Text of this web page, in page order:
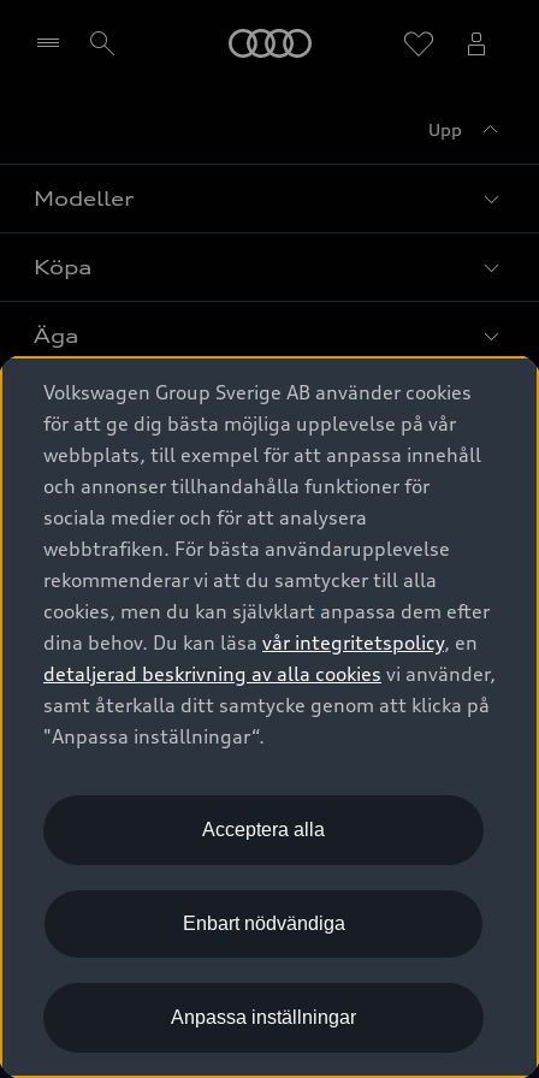
Upp
Modeller
Alla modeller
Elbilar
A6 modellerna
SUV
Avant
Audi Sport
Köpa
Privaterbjudanden
Privatleasing
Nya bilar i lager
Begagnade bilar i lager
Audi approved :plus - så gott som nya
Finansiering
Audi exclusive
Provkörning
Äga
Service & tillbehör
Audi digital services
Originaltillbehör - köp online
Garantier
Försäkring
Digitala manualer för din Audi
Audi Collection – livsstilsartiklar
Vanliga frågor
2G/3G nätet stängs ned - Hur påverkas min bil av detta?
Tjänstebil
Tjänstebil
Business lease online
Företagsleasing
Om Audi Sverige
Kontakta oss
Audi Återförsäljare/-serviceverkstad
myAudi
Pressmeddelanden
Nyhetsbrev
Vårt hållbarhetsarbete
Lediga tjänster huvudkontor
Lediga tjänster hos Audi Återförsäljare
Kommentar till mediauppgifter om dataläcka
© 2026 AUDI SVERIGE. All Rights Reserved.
Utgivare Juridiskt
Juridiskt Audi AG
Juridiskt Audi Digital Giveaway
Anpassa inställningar för cookies
Visselblåsarkanaler
Volkswagen Group Sverige AB använder cookies
för att ge dig bästa möjliga upplevelse på vår
webbplats, till exempel för att anpassa innehåll
och annonser tillhandahålla funktioner för
sociala medier och för att analysera
webbtrafiken. För bästa användarupplevelse
rekommenderar vi att du samtycker till alla
cookies, men du kan självklart anpassa dem efter
dina behov. Du kan läsa vår integritetspolicy, en
detaljerad beskrivning av alla cookies vi använder,
samt återkalla ditt samtycke genom att klicka på
"Anpassa inställningar“.
Acceptera alla
Enbart nödvändiga
Anpassa inställningar